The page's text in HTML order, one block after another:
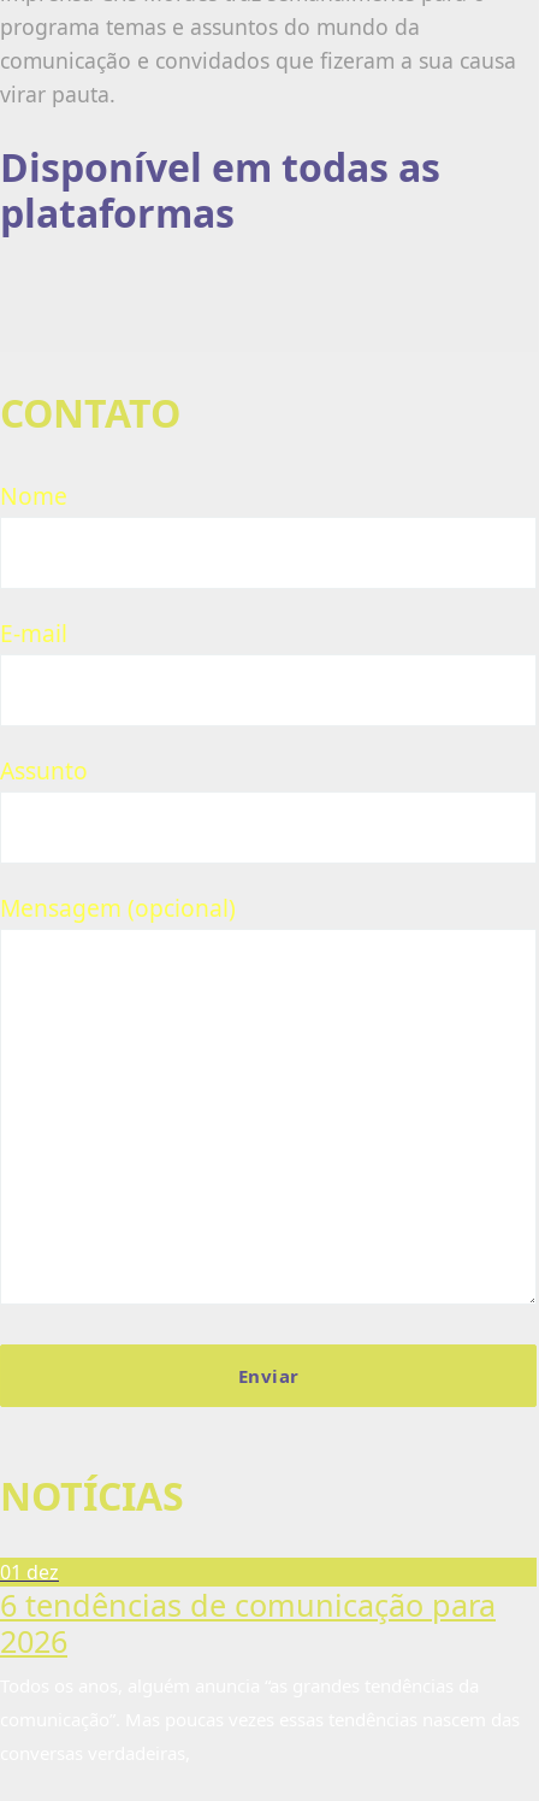
programa temas e assuntos do mundo da
comunicação e convidados que fizeram a sua causa
virar pauta.
Disponível em todas as
plataformas
CONTATO
Nome
E-mail
Assunto
Mensagem (opcional)
NOTÍCIAS
01 dez
6 tendências de comunicação para
2026